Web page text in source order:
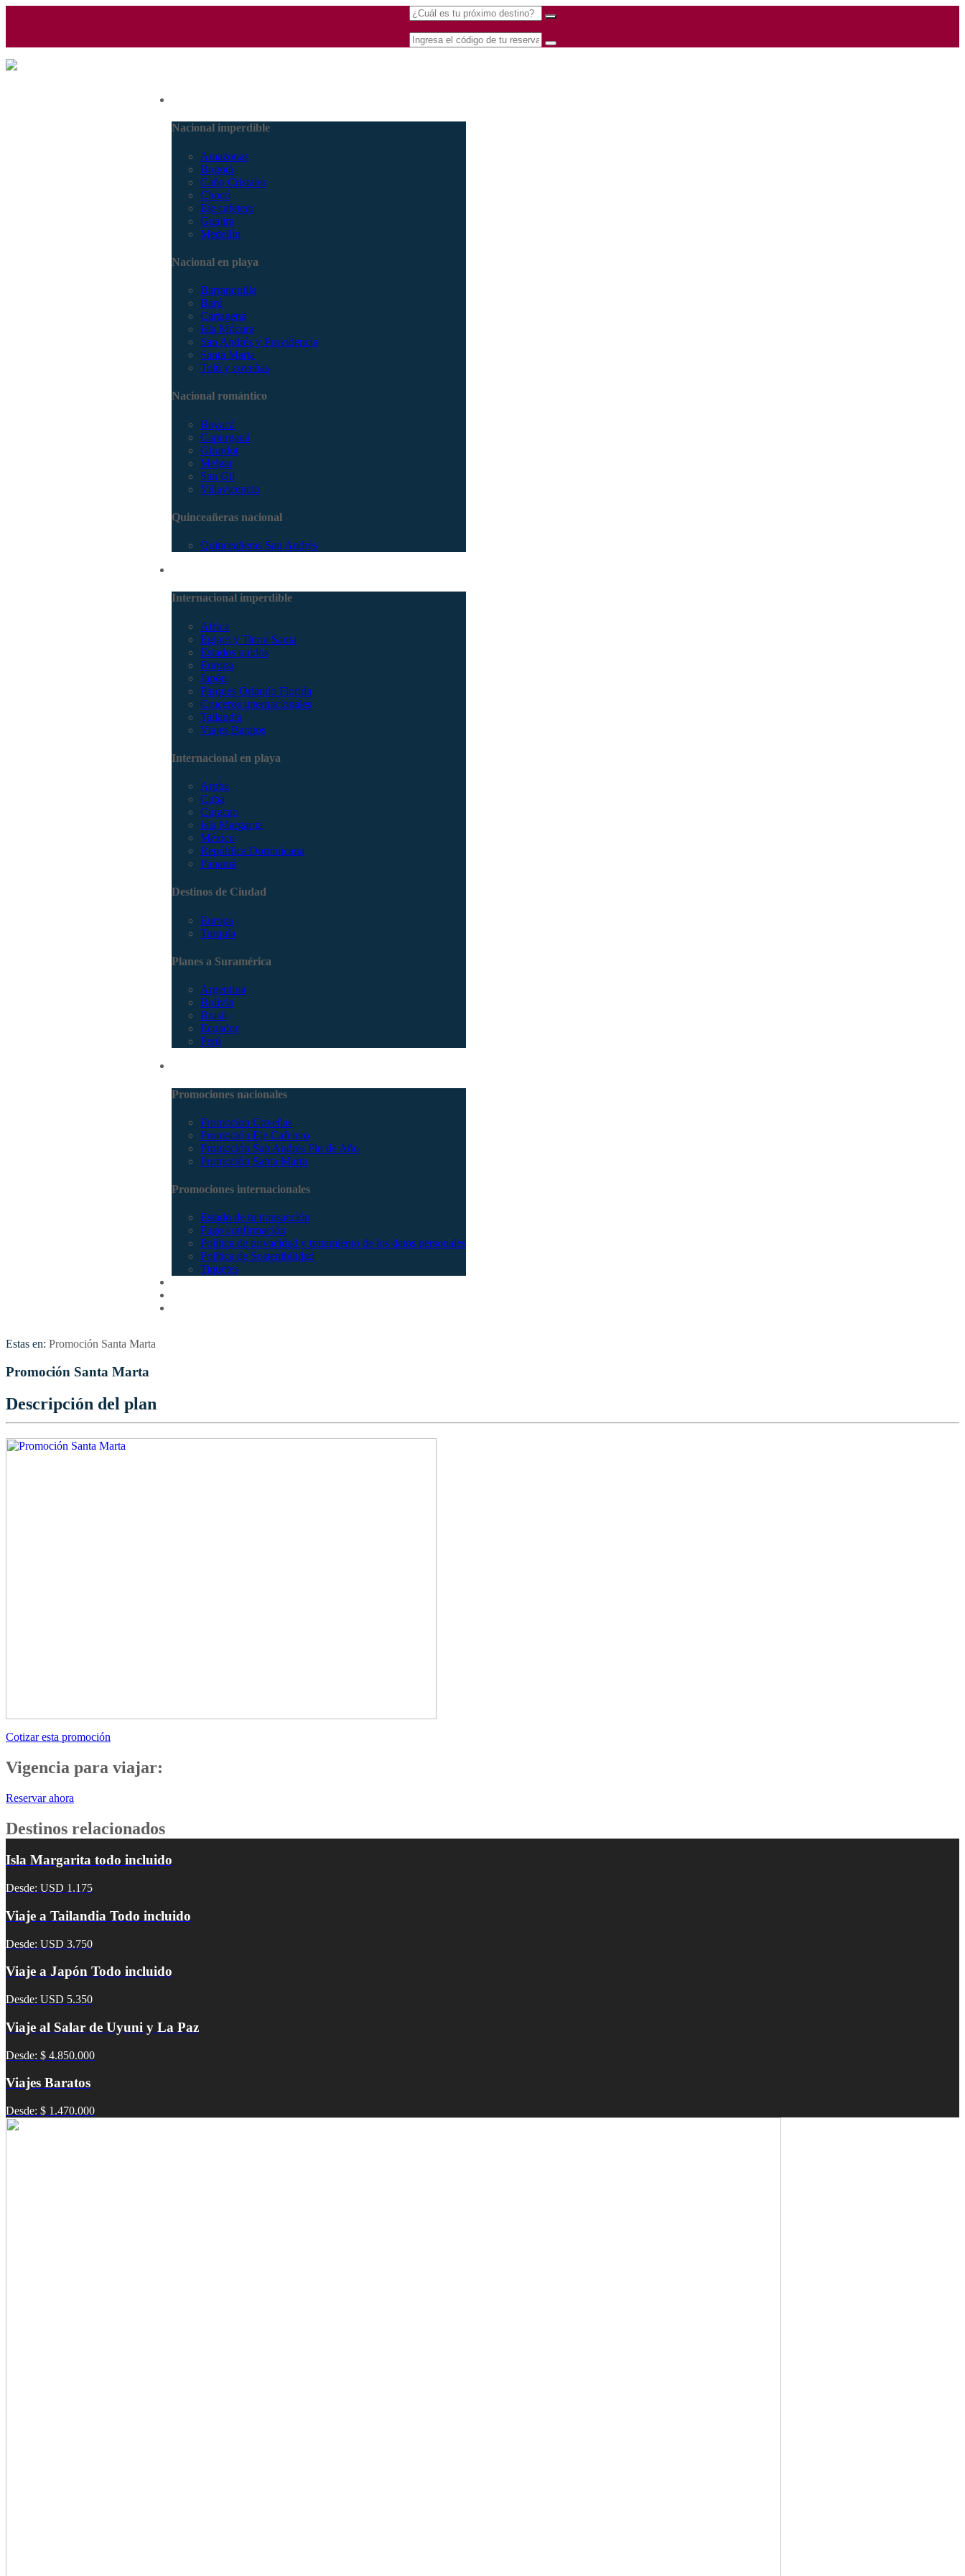
Nacional imperdible
Amazonas
Bogotá
Caño Cristales
Chocó
Eje cafetero
Guajira
Medellín
Nacional en playa
Barranquilla
Barú
Cartagena
Isla Múcura
San Andrés y Providencia
Santa Marta
Tolú y coveñas
Nacional romántico
Boyacá
Capurganá
Girardot
Melgar
San Gil
Villavicencio
Quinceañeras nacional
Quinceañeras San Andrés
Internacional imperdible
Africa
Egipto y Tierra Santa
Estados unidos
Europa
Japón
Parques Orlando Florida
Cruceros internacionales
Tailandia
Viajes Baratos
Internacional en playa
Aruba
Cuba
Curacao
Isla Margarita
México
República Dominicana
Panamá
Destinos de Ciudad
Europa
Turquía
Planes a Suramérica
Argentina
Bolivia
Brasil
Ecuador
Perú
Promociones nacionales
Promocion Coveñas
Promoción Eje Cafetero
Promoción San Andrés Fin de Año
Promoción Santa Marta
Promociones internacionales
Estado de tu transacción
Pago confirmación
Política de privacidad y tratamiento de los datos personales
Política de Sostenibilidad
Tiquetes
Estas en: Promoción Santa Marta
Promoción Santa Marta
Descripción del plan
Cotizar esta promoción
Vigencia para viajar:
Reservar ahora
Destinos relacionados
Isla Margarita todo incluido
Desde: USD 1.175
Viaje a Tailandia Todo incluido
Desde: USD 3.750
Viaje a Japón Todo incluido
Desde: USD 5.350
Viaje al Salar de Uyuni y La Paz
Desde: $ 4.850.000
Viajes Baratos
Desde: $ 1.470.000